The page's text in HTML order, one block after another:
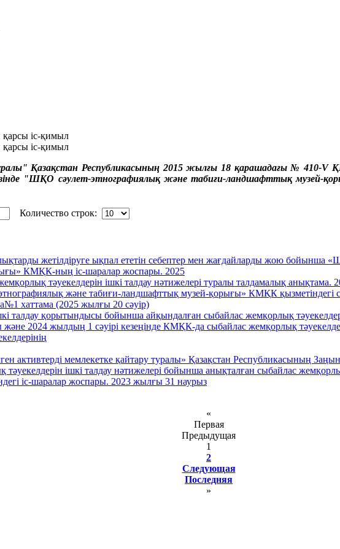
іс-қимыл
іс-қимыл
Қазақстан Республикасының 2015 жылғы 18 қарашадағы № 410-V
"ШҚО сәулет-этнографиялық және табиғи-ландшафттық музей-
Количество строк:
жетілдіруге ықпал ететін себептер мен жағдайларды жою бойынша
КМҚК-ның іс-шаралар жоспары. 2025
тәуекелдерін ішкі талдау нәтижелері туралы талдамалық анықтама.
және табиғи-ландшафттық музей-қорығы» КМҚК қызметіндегі
хаттама (2025 жылғы 20 сәуір)
талдау қорытындысы бойынша айқындалған сыбайлас жемқорлық
2024 жылдың 1 сәуірі кезеңінде КМҚК-да сыбайлас жемқорлық
активтерді мемлекетке қайтару туралы» Қазақстан Республикасының
ішкі талдау нәтижелері бойынша анықталған сыбайлас
іс-шаралар жоспары. 2023 жылғы 31 наурыз
«
Первая
Предыдущая
1
2
Следующая
Последняя
»